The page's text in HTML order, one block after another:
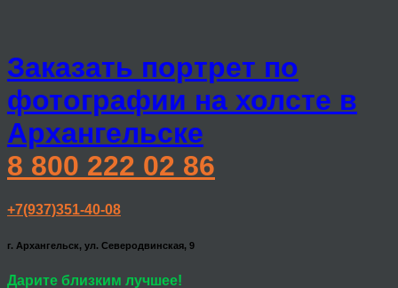
Заказать портрет по
фотографии на холсте в
Архангельске
8 800 222 02 86
+7(937)351-40-08
г. Архангельск, ул. Северодвинская, 9
Дарите близким лучшее!